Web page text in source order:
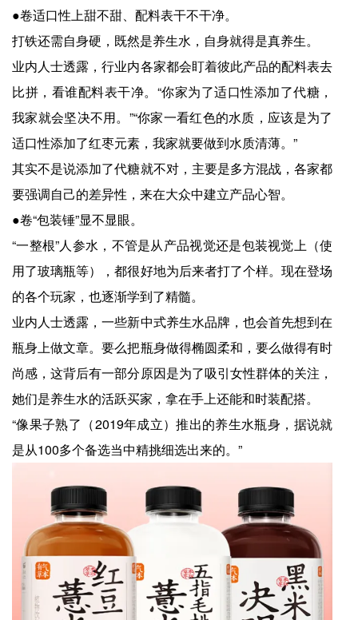
●卷适口性上甜不甜、配料表干不干净。
打铁还需自身硬，既然是养生水，自身就得是真养生。
业内人士透露，行业内各家都会盯着彼此产品的配料表去
比拼，看谁配料表干净。“你家为了适口性添加了代糖，
我家就会坚决不用。”“你家一看红色的水质，应该是为了
适口性添加了红枣元素，我家就要做到水质清薄。”
其实不是说添加了代糖就不对，主要是多方混战，各家都
要强调自己的差异性，来在大众中建立产品心智。
●卷“包装锤”显不显眼。
“一整根”人参水，不管是从产品视觉还是包装视觉上（使
用了玻璃瓶等），都很好地为后来者打了个样。现在登场
的各个玩家，也逐渐学到了精髓。
业内人士透露，一些新中式养生水品牌，也会首先想到在
瓶身上做文章。要么把瓶身做得椭圆柔和，要么做得有时
尚感，这背后有一部分原因是为了吸引女性群体的关注，
她们是养生水的活跃买家，拿在手上还能和时装配搭。
“像果子熟了（2019年成立）推出的养生水瓶身，据说就
是从100多个备选当中精挑细选出来的。”